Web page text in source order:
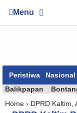
Menu
Peristiwa Nasional
Balikpapan
Home › DPRD Kaltim